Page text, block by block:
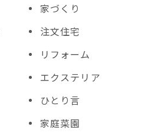
家づくり
注文住宅
リフォーム
エクステリア
ひとり言
家庭菜園